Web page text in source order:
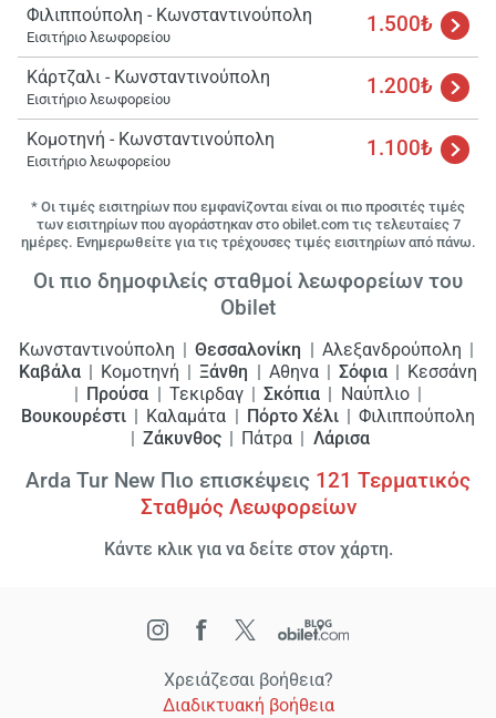
Φιλιππούπολη - Κωνσταντινούπολη
Εισιτήριο λεωφορείου 1.500₺
Κάρτζαλι - Κωνσταντινούπολη
Εισιτήριο λεωφορείου 1.200₺
Κομοτηνή - Κωνσταντινούπολη
Εισιτήριο λεωφορείου 1.100₺
* Οι τιμές εισιτηρίων που εμφανίζονται είναι οι πιο προσιτές τιμές
των εισιτηρίων που αγοράστηκαν στο obilet.com τις τελευταίες 7
ημέρες. Ενημερωθείτε για τις τρέχουσες τιμές εισιτηρίων από πάνω.
Οι πιο δημοφιλείς σταθμοί λεωφορείων του
Obilet
Κωνσταντινούπολη Θεσσαλονίκη
Αλεξανδρούπολη
Καβάλα
Κομοτηνή Ξάνθη Αθηνα Σόφια
Κεσσάνη
Προύσα
Τεκιρδαγ Σκόπια
Ναύπλιο
Βουκουρέστι
Καλαμάτα Πόρτο Χέλι
Φιλιππούπολη
Ζάκυνθος
Πάτρα Λάρισα
Arda Tur New Πιο επισκέψεις 121 Τερματικός
Σταθμός Λεωφορείων
Κάντε κλικ για να δείτε στον χάρτη.
Χρειάζεσαι βοήθεια?
Διαδικτυακή βοήθεια